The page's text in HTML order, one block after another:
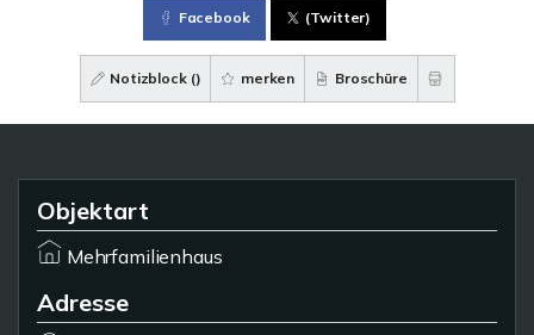
Facebook (Twitter)
Notizblock () merken Broschüre
Objektart
Mehrfamilienhaus
Adresse